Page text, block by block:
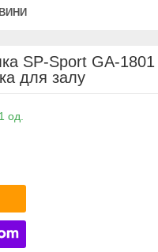
SP-Sport GA-
для залу
од.